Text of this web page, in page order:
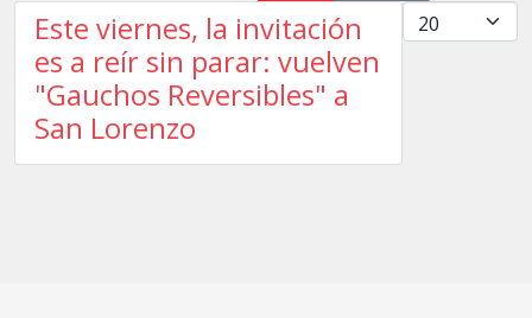
Cantidad
Este viernes, la invitación
es a reír sin parar: vuelven
"Gauchos Reversibles" a
San Lorenzo